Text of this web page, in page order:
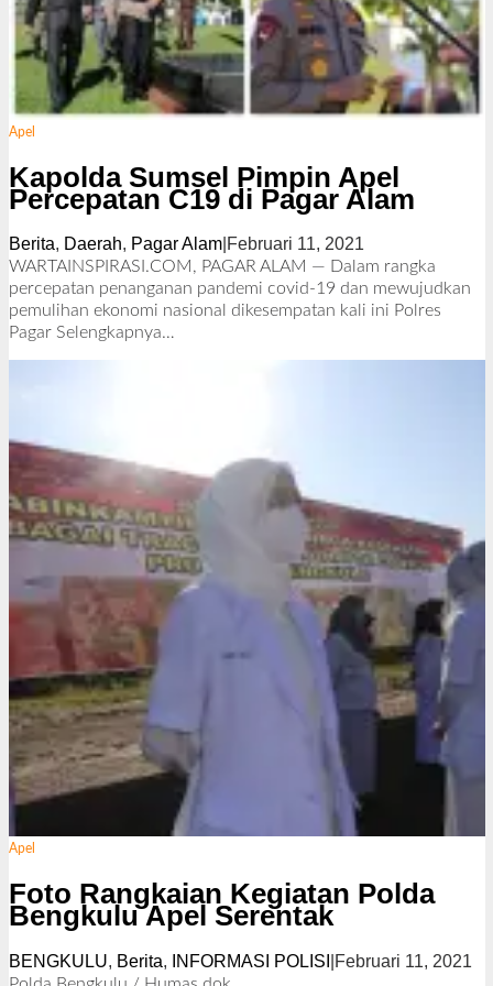
Apel
Kapolda Sumsel Pimpin Apel
Percepatan C19 di Pagar Alam
Berita, Daerah, Pagar Alam| Februari 11, 2021
l
e
h
WARTAINSPIRASI.COM, PAGAR ALAM — Dalam rangka
percepatan penanganan pandemi covid-19 dan mewujudkan
pemulihan ekonomi nasional dikesempatan kali ini Polres
Pagar Selengkapnya…
Apel
Foto Rangkaian Kegiatan Polda
Bengkulu Apel Serentak
BENGKULU, Berita, INFORMASI POLISI Februari 11, 2021